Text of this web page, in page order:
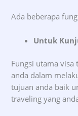
Ada beberapa
Untuk
Fungsi utama
anda dalam
tujuan anda baik
traveling yang